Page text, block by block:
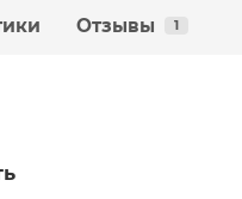
Отзывы 1